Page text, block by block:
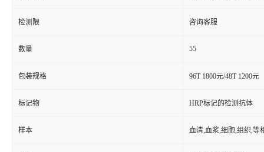
检测限 咨询客服
数量 55
包装规格 96T 1800元/48T 1200元
标记物 HRP标记的检测抗体
样本 血清,血浆,细胞,组织,等